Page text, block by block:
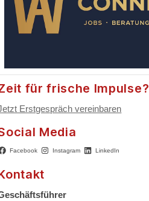
für frische Impulse?
Erstgespräch vereinbaren
Media
Facebook Instagram LinkedIn